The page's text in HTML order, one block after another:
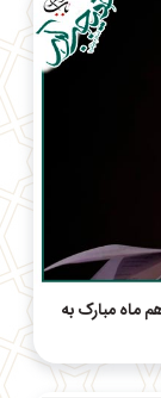
ماه مبارک به